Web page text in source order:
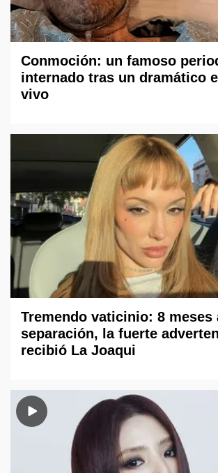
Conmoción: un famoso
internado tras un dramático
vivo
Tremendo vaticinio: 8 meses
separación, la fuerte
recibió La Joaqui